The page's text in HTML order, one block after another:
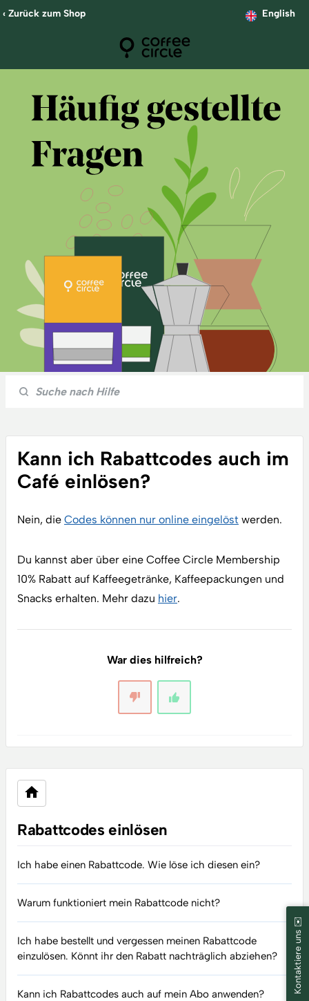
‹ Zurück zum Shop English
Kann ich Rabattcodes auch im
Café einlösen?
Nein, die Codes können nur online eingelöst werden.
Du kannst aber über eine Coffee Circle Membership
10% Rabatt auf Kaffeegetränke, Kaffeepackungen und
Snacks erhalten. Mehr dazu hier.
War dies hilfreich?
Rabattcodes einlösen
Ich habe einen Rabattcode. Wie löse ich diesen ein?
Warum funktioniert mein Rabattcode nicht?
Ich habe bestellt und vergessen meinen Rabattcode
einzulösen. Könnt ihr den Rabatt nachträglich abziehen?
Kann ich Rabattcodes auch auf mein Abo anwenden? Kontaktiere uns ✉️